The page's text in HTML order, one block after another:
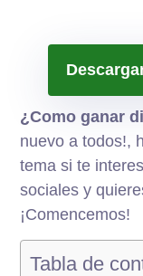
¿Como ganar
nuevo a todos!,
tema si te
sociales y
¡Comencemos!
Tabla de